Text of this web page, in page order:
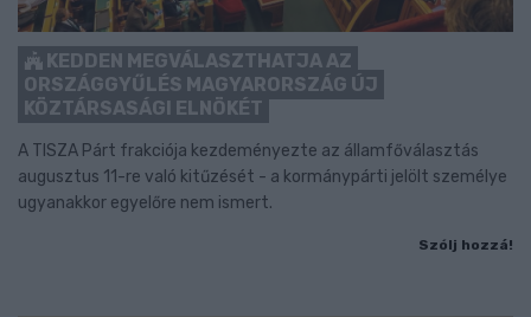
KEDDEN MEGVÁLASZTHATJA AZ
ORSZÁGGYŰLÉS MAGYARORSZÁG ÚJ
KÖZTÁRSASÁGI ELNÖKÉT
A TISZA Párt frakciója kezdeményezte az államfőválasztás
augusztus 11-re való kitűzését - a kormánypárti jelölt személye
ugyanakkor egyelőre nem ismert.
Szólj hozzá!